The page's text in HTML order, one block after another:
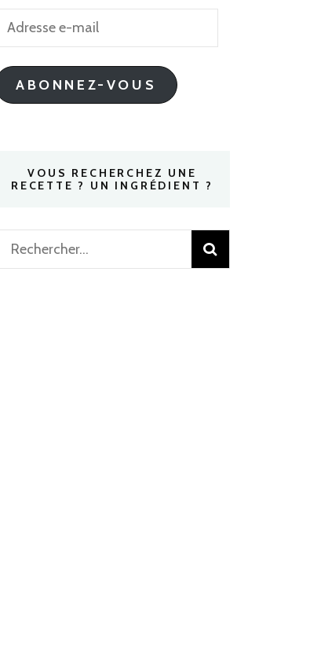
Adresse
mail
ABONNEZ-VOUS
VOUS RECHERCHEZ UNE
RECETTE ? UN INGRÉDIENT ?
Rechercher :